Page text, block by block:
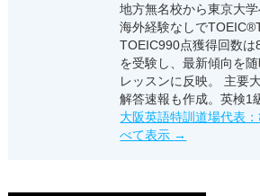
地方無名校から東京大
海外経験なしで
TOEIC990点獲得回数
を受験し、最新傾向を
レッスンに反映。 主要
解答速報も作成。英検1
大阪英語特訓道場代表
べて表示 →